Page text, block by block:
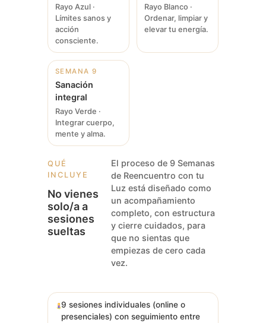
Rayo Azul ·
Límites sanos y
acción
consciente.
Rayo Blanco ·
Ordenar, limpiar y
elevar tu energía.
SEMANA 9
Sanación
integral
Rayo Verde ·
Integrar cuerpo,
mente y alma.
QUÉ
INCLUYE
No vienes
solo/a a
sesiones
sueltas
El proceso de 9 Semanas
de Reencuentro con tu
Luz está diseñado como
un acompañamiento
completo, con estructura
y cierre cuidados, para
que no sientas que
empiezas de cero cada
vez.
9 sesiones individuales (online o
presenciales) con seguimiento entre